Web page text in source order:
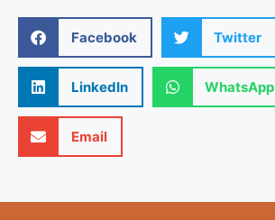
Facebook Twitter
LinkedIn WhatsApp
Email